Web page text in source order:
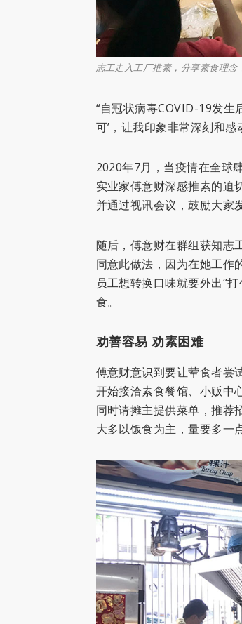
志工走入工厂推素，分享素食理念
“自冠状病毒COVID-19发生
可’，让我印象非常深刻和
2020年7月，当疫情在全球
实业家傅意财深感推素的迫
并通过视讯会议，鼓励大家
随后，傅意财在群组获知志
同意此做法，因为在她工作
员工想转换口味就要外出“
食。
劝善容易 劝素困难
傅意财意识到要让荤食者尝
开始接洽素食餐馆、小贩中
同时请摊主提供菜单，推荐
大多以饭食为主，量要多一